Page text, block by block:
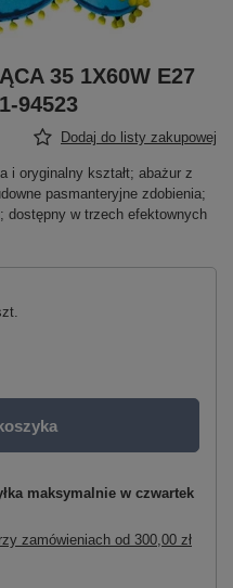
35 1X60W E27
94523
Dodaj do listy zakupowej
i oryginalny kształt; abażur z
pasmanteryjne zdobienia;
dostępny w trzech efektownych
maksymalnie w czwartek
zamówieniach od 300,00 zł